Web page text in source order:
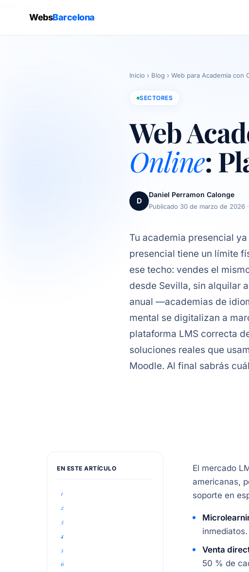
WebsBarcelona
Inicio › Blog › Web para Academia con
SECTORES
Web
Online:
D
Daniel Perramon Calonge
Publicado 30 de marzo de 2026
Tu academia presencial
presencial tiene un límite
ese techo: vendes el
desde Sevilla, sin alquilar
anual —academias de
mental se digitalizan a
plataforma LMS correcta
soluciones reales que
Moodle. Al final sabrás
EN ESTE ARTÍCULO
El mercado
americanas,
soporte en
Venta
50 % de